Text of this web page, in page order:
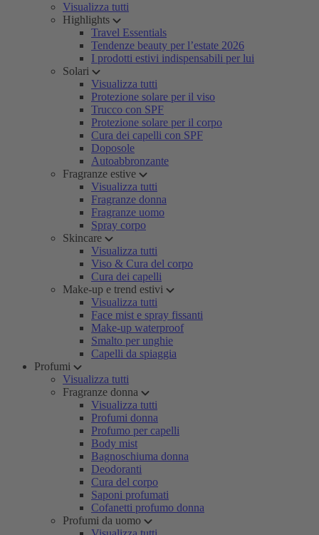
Visualizza tutti
Highlights
Travel Essentials
Tendenze beauty per l’estate 2026
I prodotti estivi indispensabili per lui
Solari
Visualizza tutti
Protezione solare per il viso
Trucco con SPF
Protezione solare per il corpo
Cura dei capelli con SPF
Doposole
Autoabbronzante
Fragranze estive
Visualizza tutti
Fragranze donna
Fragranze uomo
Spray corpo
Skincare
Visualizza tutti
Viso & Cura del corpo
Cura dei capelli
Make-up e trend estivi
Visualizza tutti
Face mist e spray fissanti
Make-up waterproof
Smalto per unghie
Capelli da spiaggia
Profumi
Visualizza tutti
Fragranze donna
Visualizza tutti
Profumi donna
Profumo per capelli
Body mist
Bagnoschiuma donna
Deodoranti
Cura del corpo
Saponi profumati
Cofanetti profumo donna
Profumi da uomo